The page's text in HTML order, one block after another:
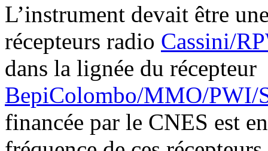
L’instrument devait être
récepteurs radio Cassini/
dans la lignée du récepteur
BepiColombo/MMO/PWI/
financée par le CNES est